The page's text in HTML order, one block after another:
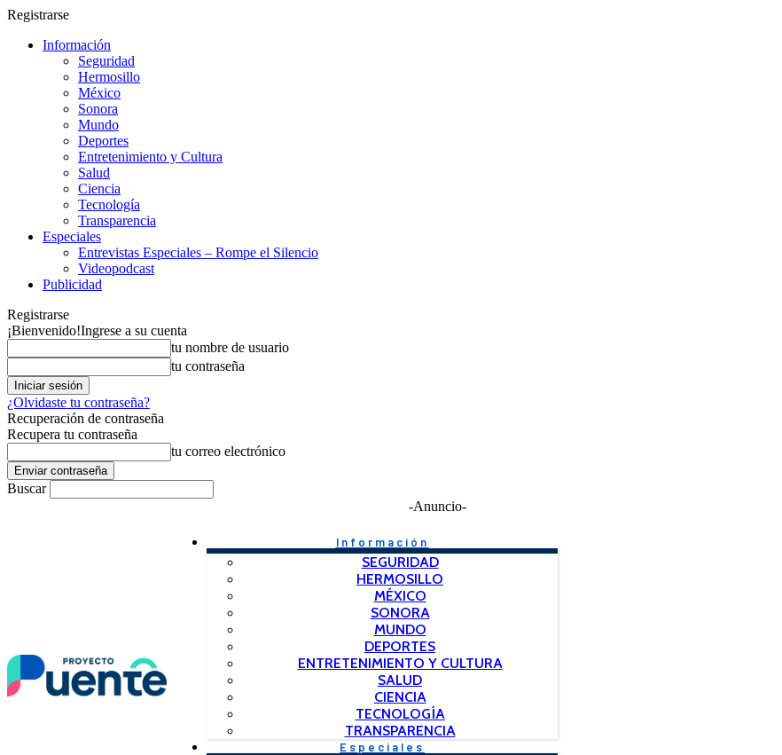
Registrarse
Información
Seguridad
Hermosillo
México
Sonora
Mundo
Deportes
Entretenimiento y Cultura
Salud
Ciencia
Tecnología
Transparencia
Especiales
Entrevistas Especiales – Rompe el Silencio
Videopodcast
Publicidad
Registrarse
¡Bienvenido!Ingrese a su cuenta
tu nombre de usuario
tu contraseña
¿Olvidaste tu contraseña?
Recuperación de contraseña
Recupera tu contraseña
tu correo electrónico
Buscar
-Anuncio-
Información
SEGURIDAD
HERMOSILLO
MÉXICO
SONORA
MUNDO
DEPORTES
ENTRETENIMIENTO Y CULTURA
SALUD
CIENCIA
TECNOLOGÍA
TRANSPARENCIA
Especiales